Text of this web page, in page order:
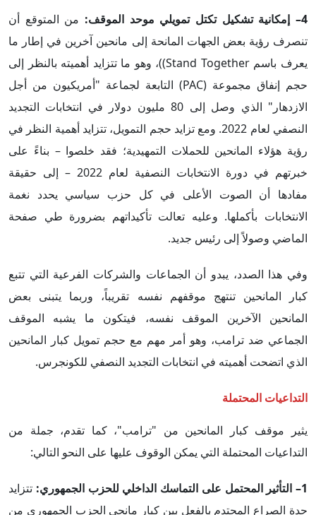
4– إمكانية تشكيل تكتل تمويلي موحد الموقف:
من المتوقع أن
تنصرف رؤية بعض الجهات المانحة إلى مانحين آخرين في إطار ما
يعرف باسم Stand Together))، وهو ما تتزايد أهميته بالنظر إلى
حجم إنفاق مجموعة (PAC) التابعة لجماعة "أمريكيون من أجل
الازدهار" الذي وصل إلى 80 مليون دولار في انتخابات التجديد
النصفي لعام 2022. ومع تزايد حجم التمويل، تتزايد أهمية النظر في
رؤية هؤلاء المانحين للحملات التمهيدية؛ فقد خلصوا – بناءً على
خبرتهم في دورة الانتخابات النصفية لعام 2022 – إلى حقيقة
مفادها أن الصوت الأعلى في كل حزب سياسي يحدد نغمة
الانتخابات بأكملها. وعليه تعالت تأكيداتهم بضرورة طي صفحة
الماضي وصولاً إلى رئيس جديد.
وفي هذا الصدد، يبدو أن الجماعات والشركات الفرعية التي تتبع
كبار المانحين تنتهج موقفهم نفسه تقريباً، وربما يتبنى بعض
المانحين الآخرين الموقف نفسه، فيتكون ما يشبه الموقف
الجماعي ضد ترامب، وهو أمر مهم مع حجم تمويل كبار المانحين
الذي اتضحت أهميته في انتخابات التجديد النصفي للكونجرس.
التداعيات المحتملة
يثير موقف كبار المانحين من "ترامب"، كما تقدم، جملة من
التداعيات المحتملة التي يمكن الوقوف عليها على النحو التالي:
1– التأثير المحتمل على التماسك الداخلي للحزب الجمهوري:
تتزايد
حدة الصراع المحتدم بالفعل بين كبار مانحي الحزب الجمهوري من